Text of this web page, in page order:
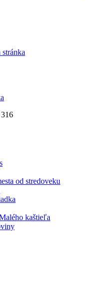
stránka
od stredoveku
kaštieľa